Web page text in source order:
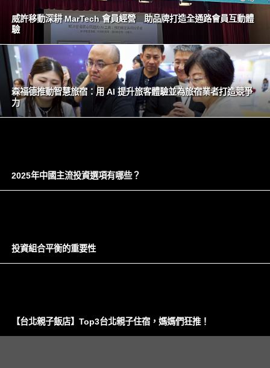
威許移動深耕 MarTech 會員經營 助品牌打造全通路會員互動體
驗
森福德推動智慧旅宿：用 AI 提升旅客體驗並為旅宿業者打造競爭
力
2025年中國主流投資選項有哪些？
投資組合平衡的重要性
【台北親子飯店】Top3台北親子住宿，媽媽們狂推！